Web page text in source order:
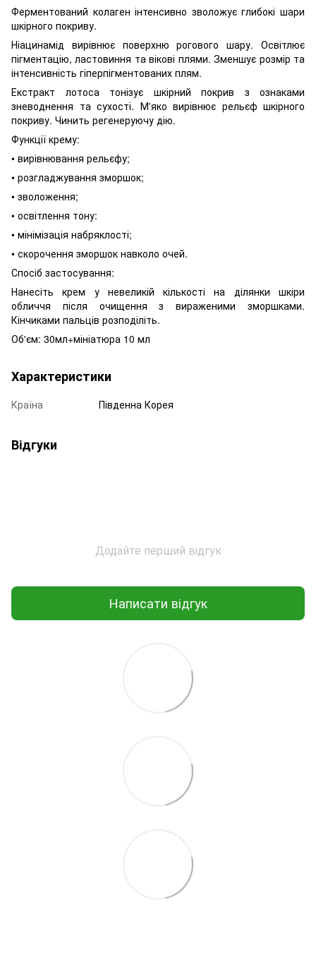
Ферментований колаген інтенсивно зволожує глибокі шари
шкірного покриву.
Ніацинамід вирівнює поверхню рогового шару. Освітлює
пігментацію, ластовиння та вікові плями. Зменшує розмір та
інтенсивність гіперпігментованих плям.
Екстракт лотоса тонізує шкірний покрив з ознаками
зневоднення та сухості. М'яко вирівнює рельєф шкірного
покриву. Чинить регенеруючу дію.
Функції крему:
• вирівнювання рельєфу;
• розгладжування зморшок;
• зволоження;
• освітлення тону:
• мінімізація набряклості;
• скорочення зморшок навколо очей.
Спосіб застосування:
Нанесіть крем у невеликій кількості на ділянки шкіри
обличчя після очищення з вираженими зморшками.
Кінчиками пальців розподіліть.
Об'єм: 30мл+мініатюра 10 мл
Характеристики
Країна Південна Корея
Відгуки
Додайте перший відгук
Написати відгук